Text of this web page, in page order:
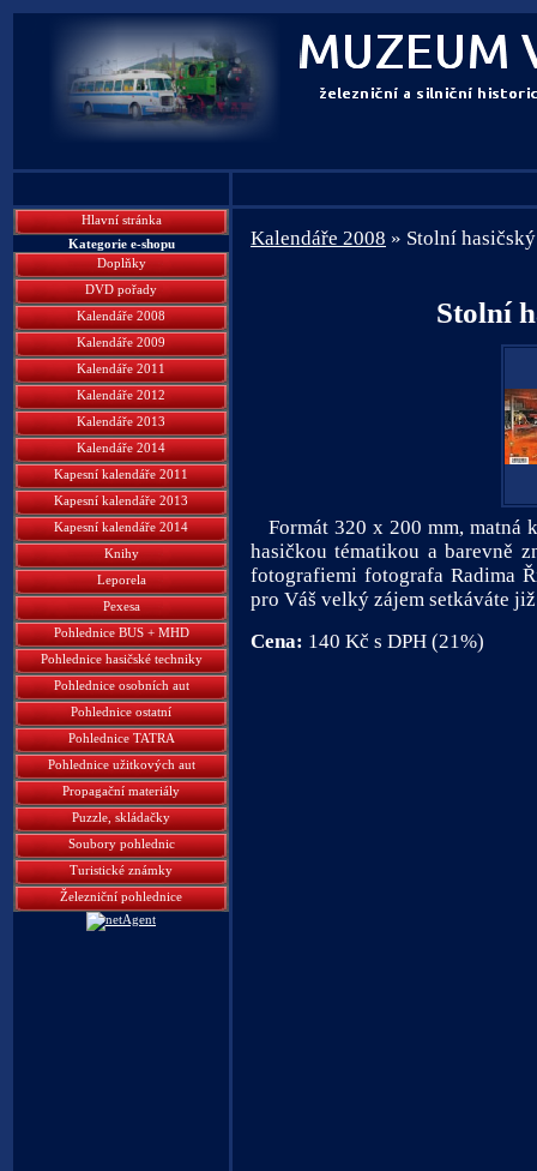
Hlavní stránka
Kategorie e-shopu
Doplňky
DVD pořady
Kalendáře 2008
Kalendáře 2009
Kalendáře 2011
Kalendáře 2012
Kalendáře 2013
Kalendáře 2014
Kapesní kalendáře 2011
Kapesní kalendáře 2013
Kapesní kalendáře 2014
Knihy
Leporela
Pexesa
Pohlednice BUS + MHD
Pohlednice hasičské techniky
Pohlednice osobních aut
Pohlednice ostatní
Pohlednice TATRA
Pohlednice užitkových aut
Propagační materiály
Puzzle, skládačky
Soubory pohlednic
Turistické známky
Železniční pohlednice
Kalendáře 2008 » Stolní
Stolní
Formát 320 x 200 mm, matná
hasičkou tématikou a barevně
fotografiemi fotografa Radima
pro Váš velký zájem setkáváte
Cena: 140 Kč s DPH (21%)